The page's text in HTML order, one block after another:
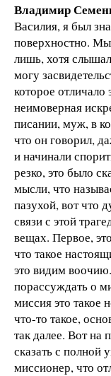
Владимир
Василия, я был
поверхностно. Мы
лишь, хотя
могу
которое отличало
неимоверная
писании, муж, в
что он говорил,
и начинали
резко, это было
мысли, что
пазухой, вот что
связи с этой
вещах. Первое,
что такое
это видим
порассуждать о
миссия это такое
что-то такое,
так далее. Вот
сказать с полной
миссионер, что